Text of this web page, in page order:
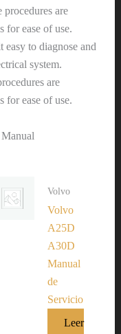
are
for ease of use.
to diagnose and
system.
are
for ease of use.
Volvo
Volvo
A25D
A30D
Manual
de
Servicio
Leer